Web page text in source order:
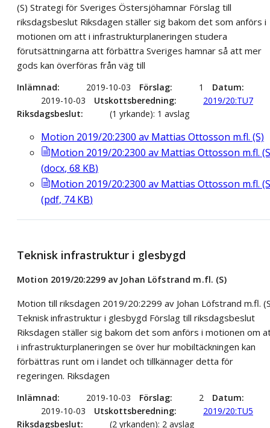
(S) Strategi för Sveriges Östersjöhamnar Förslag till
riksdagsbeslut Riksdagen ställer sig bakom det som anförs i
motionen om att i infrastrukturplaneringen studera
förutsättningarna att förbättra Sveriges hamnar så att mer
gods kan överföras från väg till
Inlämnad 2019-10-03 Förslag 1
Datum
2019-10-03
Utskottsberedning
2019/20:TU7
Riksdagsbeslut
(1 yrkande): 1 avslag
Motion 2019/20:2300 av Mattias Ottosson m.fl. (S)
Motion 2019/20:2300 av Mattias Ottosson m.fl.
(docx, 68 KB)
Motion 2019/20:2300 av Mattias Ottosson m.fl.
(pdf, 74 KB)
Teknisk infrastruktur i glesbygd
Motion 2019/20:2299 av Johan Löfstrand m.fl. (S)
Motion till riksdagen 2019/20:2299 av Johan Löfstrand m.fl.
Teknisk infrastruktur i glesbygd Förslag till riksdagsbeslut
Riksdagen ställer sig bakom det som anförs i motionen om
i infrastrukturplaneringen se över hur mobiltäckningen kan
förbättras runt om i landet och tillkännager detta för
regeringen. Riksdagen
Inlämnad 2019-10-03 Förslag 2
Datum
2019-10-03
Utskottsberedning
2019/20:TU5
Riksdagsbeslut
(2 yrkanden): 2 avslag